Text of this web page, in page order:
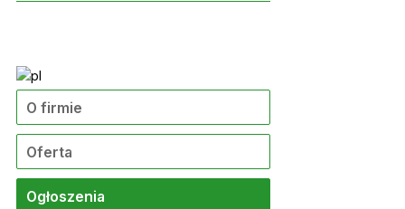
O firmie
Oferta
Ogłoszenia